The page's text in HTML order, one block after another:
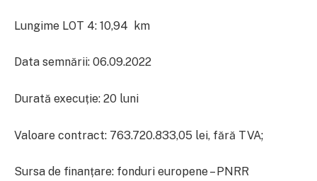
Lungime LOT 4: 10,94 km
Data semnării: 06.09.2022
Durată execuție: 20 luni
Valoare contract: 763.720.833,05 lei, fără TVA;
Sursa de finanțare: fonduri europene – PNRR